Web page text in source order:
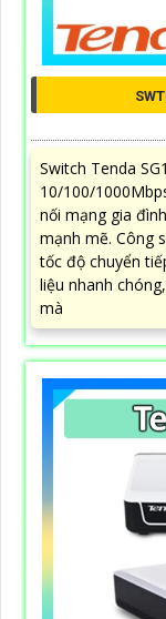
Switch Tenda
10/100/
nối mạng gia
mạnh mẽ. Công
tốc độ chuyển
liệu nhanh
mà